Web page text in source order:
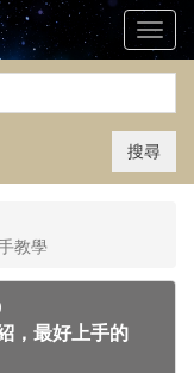
搜尋
教學
，最好上手的